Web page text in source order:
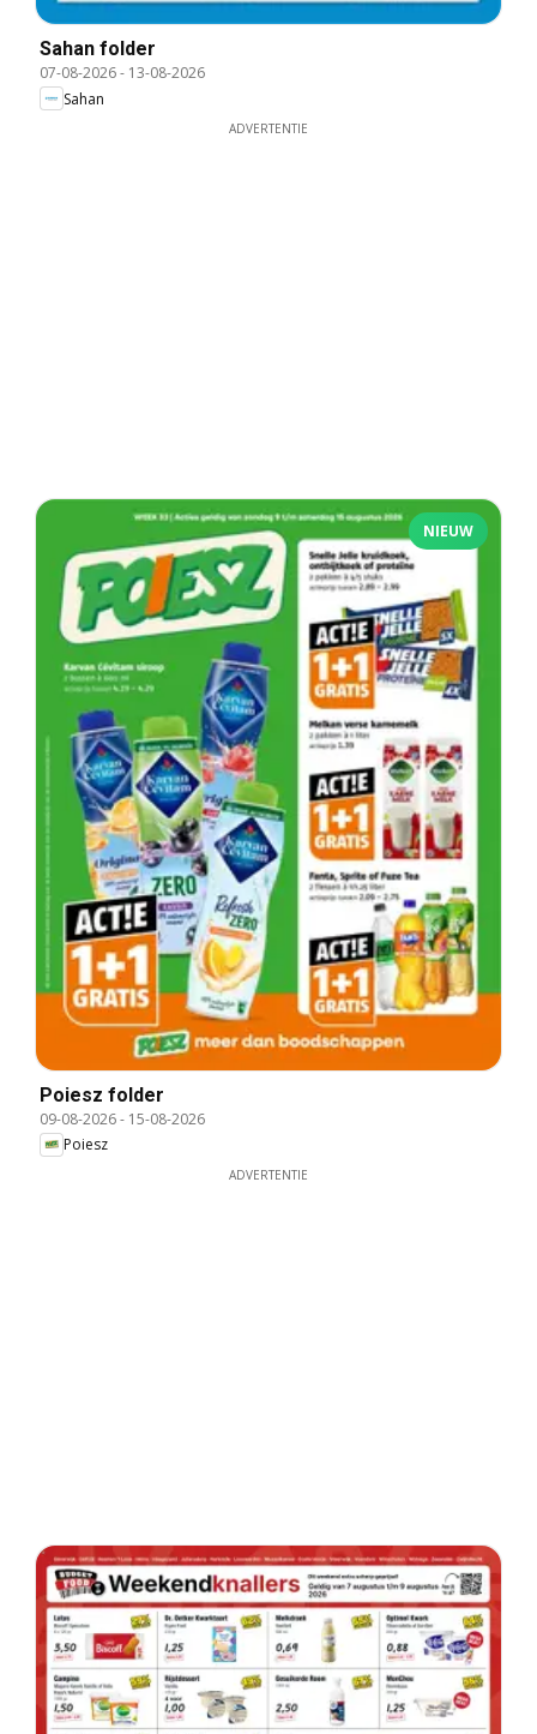
Sahan folder
07-08-2026- 13-08-2026
Sahan
ADVERTENTIE
NIEUW
Poiesz folder
09-08-2026- 15-08-2026
Poiesz
ADVERTENTIE